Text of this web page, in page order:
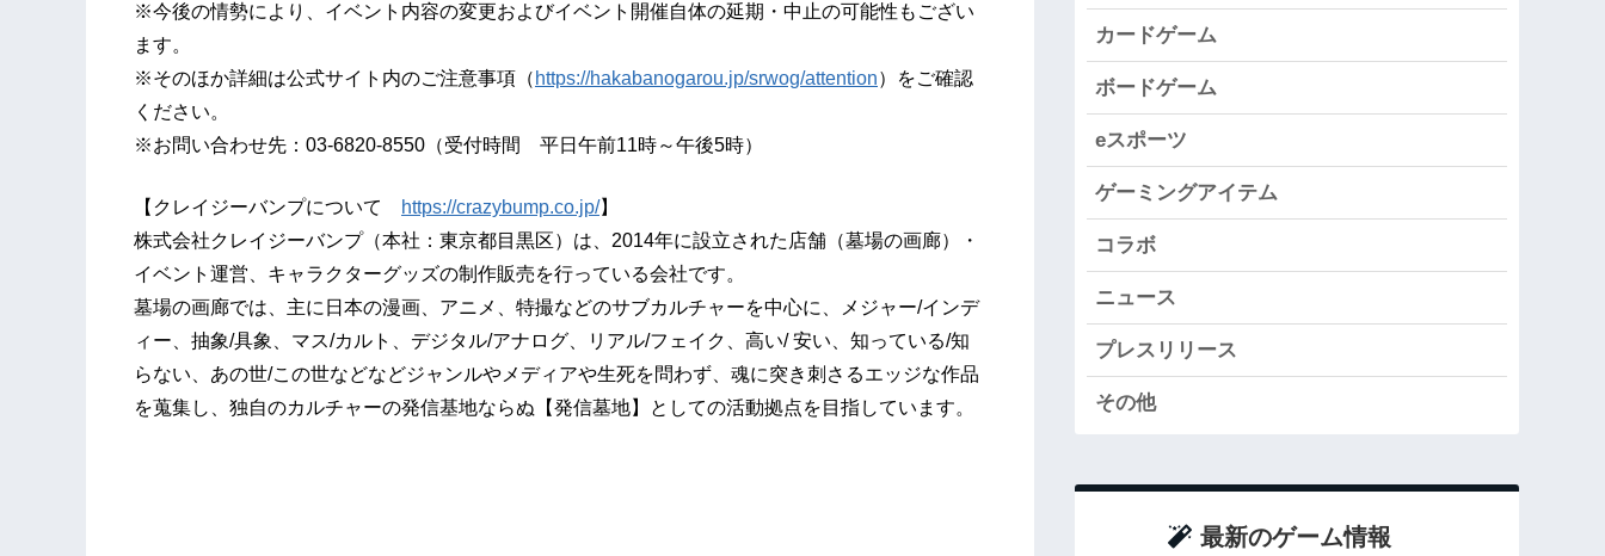
※今後の情勢により、イベント内容の変更およびイベント開催自体の延期・中止の可能性もござい
ます。
※そのほか詳細は公式サイト内のご注意事項（ https://hakabanogarou.jp/srwog/attention）をご確認
ください。
※お問い合わせ先：03-6820-8550（受付時間 平日午前11時～午後5時）
【クレイジーバンプについて https://crazybump.co.jp/】
株式会社クレイジーバンプ（本社：東京都目黒区）は、2014年に設立された店舗（墓場の画廊）・
イベント運営、キャラクターグッズの制作販売を行っている会社です。
墓場の画廊では、主に日本の漫画、アニメ、特撮などのサブカルチャーを中心に、メジャー/インデ
ィー、抽象/具象、マス/カルト、デジタル/アナログ、リアル/フェイク、高い/ 安い、知っている/知
らない、あの世/この世などなどジャンルやメディアや生死を問わず、魂に突き刺さるエッジな作品
を蒐集し、独自のカルチャーの発信基地ならぬ【発信墓地】としての活動拠点を目指しています。
カードゲーム
ボードゲーム
eスポーツ
ゲーミングアイテム
コラボ
ニュース
プレスリリース
その他
最新のゲーム情報